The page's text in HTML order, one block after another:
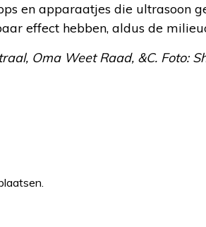
en apparaatjes die ultrasoon
effect hebben, aldus de
Oma Weet Raad, &C. Foto: